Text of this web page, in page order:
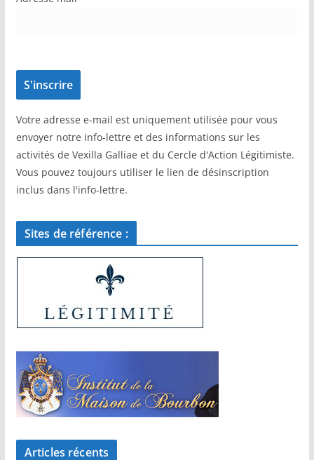
Votre adresse e-mail est uniquement utilisée pour vous
envoyer notre info-lettre et des informations sur les
activités de Vexilla Galliae et du Cercle d'Action Légitimiste.
Vous pouvez toujours utiliser le lien de désinscription
inclus dans l'info-lettre.
Sites de référence :
Articles récents